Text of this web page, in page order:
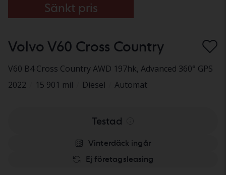
Sänkt pris
Volvo V60 Cross Country
V60 B4 Cross Country AWD 197hk, Advanced 360° GPS
2022
15 901 mil Diesel Automat
Testad
Vinterdäck ingår
Ej företagsleasing